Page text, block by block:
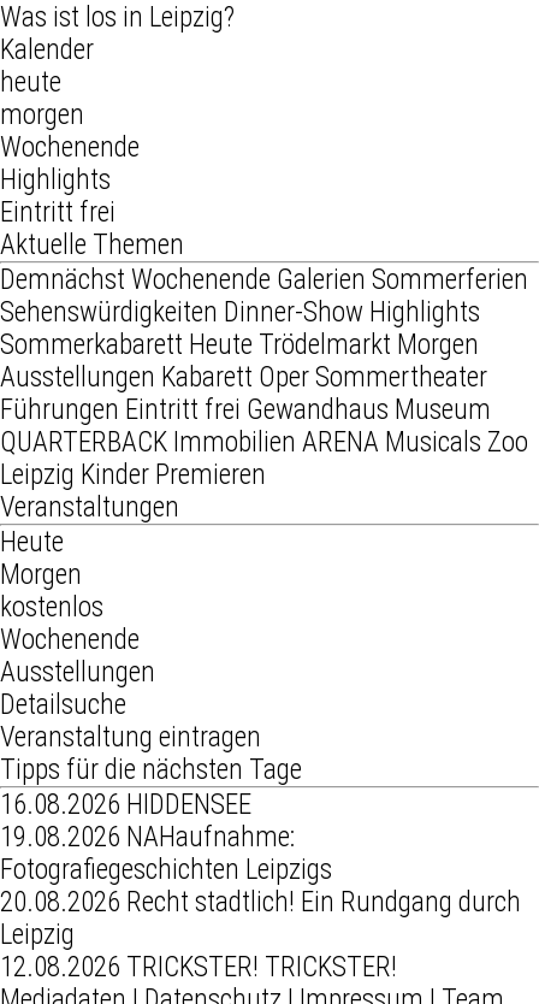
Was ist los in Leipzig?
Kalender
heute
morgen
Wochenende
Highlights
Eintritt frei
Aktuelle Themen
Demnächst Wochenende Galerien Sommerferien
Sehenswürdigkeiten Dinner-Show Highlights
Sommerkabarett Heute Trödelmarkt Morgen
Ausstellungen Kabarett OperSommertheater
Führungen Eintritt frei Gewandhaus Museum
QUARTERBACK Immobilien ARENA Musicals Zoo
Leipzig Kinder Premieren
Veranstaltungen
Heute
Morgen
kostenlos
Wochenende
Ausstellungen
Detailsuche
Veranstaltung eintragen
Tipps für die nächsten Tage
16.08.2026 HIDDENSEE
19.08.2026 NAHaufnahme:
Fotografiegeschichten Leipzigs
20.08.2026 Recht stadtlich! Ein Rundgang durch
Leipzig
12.08.2026 TRICKSTER! TRICKSTER!